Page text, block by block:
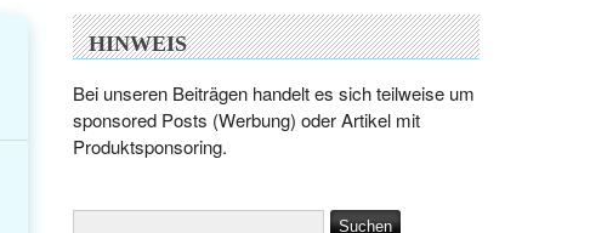
HINWEIS
Bei unseren Beiträgen handelt es sich teilweise um
sponsored Posts (Werbung) oder Artikel mit
Produktsponsoring.